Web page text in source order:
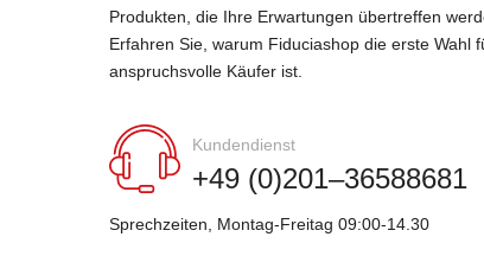
Produkten, die Ihre Erwartungen übertreffen
Erfahren Sie, warum Fiduciashop die erste Wahl
anspruchsvolle Käufer ist.
Kundendienst
+49 (0)201–36588681
Sprechzeiten, Montag-Freitag 09:00-14.30